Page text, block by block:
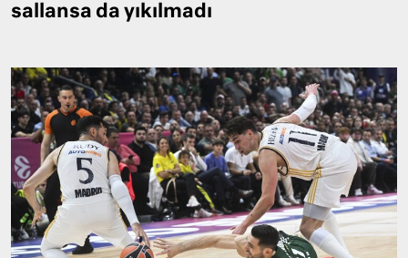
sallansa da yıkılmadı